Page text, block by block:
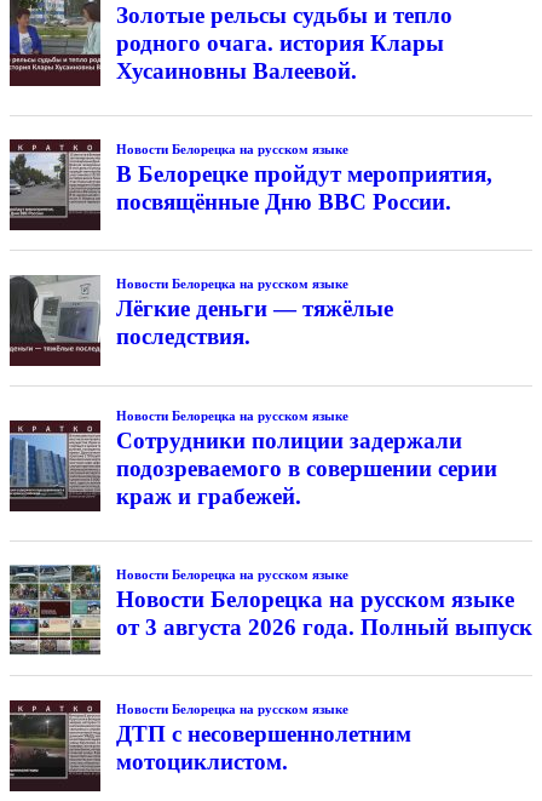
Золотые рельсы судьбы и тепло
родного очага. история Клары
Хусаиновны Валеевой.
Новости Белорецка на русском языке
В Белорецке пройдут мероприятия,
посвящённые Дню ВВС России.
Новости Белорецка на русском языке
Лёгкие деньги — тяжёлые
последствия.
Новости Белорецка на русском языке
Сотрудники полиции задержали
подозреваемого в совершении серии
краж и грабежей.
Новости Белорецка на русском языке
Новости Белорецка на русском языке
от 3 августа 2026 года. Полный выпуск
Новости Белорецка на русском языке
ДТП с несовершеннолетним
мотоциклистом.